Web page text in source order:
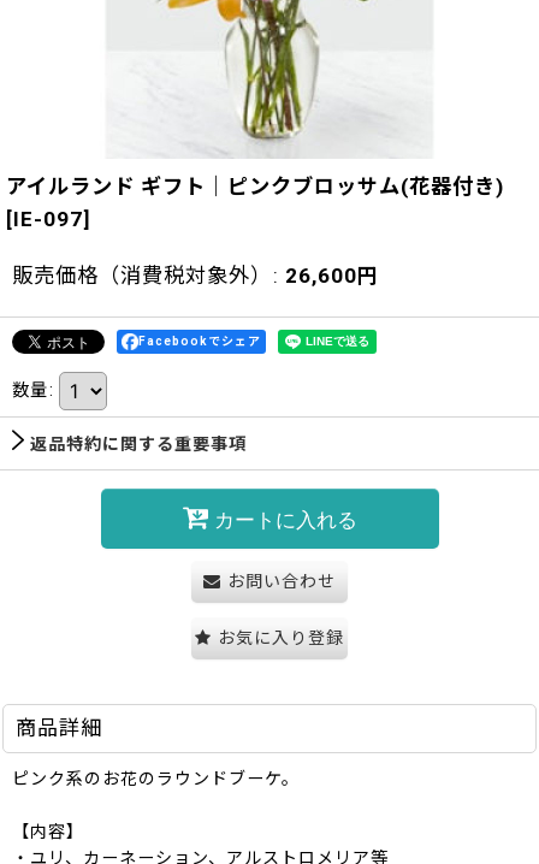
アイルランド ギフト｜ピンクブロッサム(花器付き)
[IE-097]
販売価格（消費税対象外） : 26,600 円
Facebookでシェア
数量:
返品特約に関する重要事項
カートに入れる
お問い合わせ
お気に入り登録
商品詳細
ピンク系のお花のラウンドブーケ。
【内容】
・ユリ、カーネーション、アルストロメリア等